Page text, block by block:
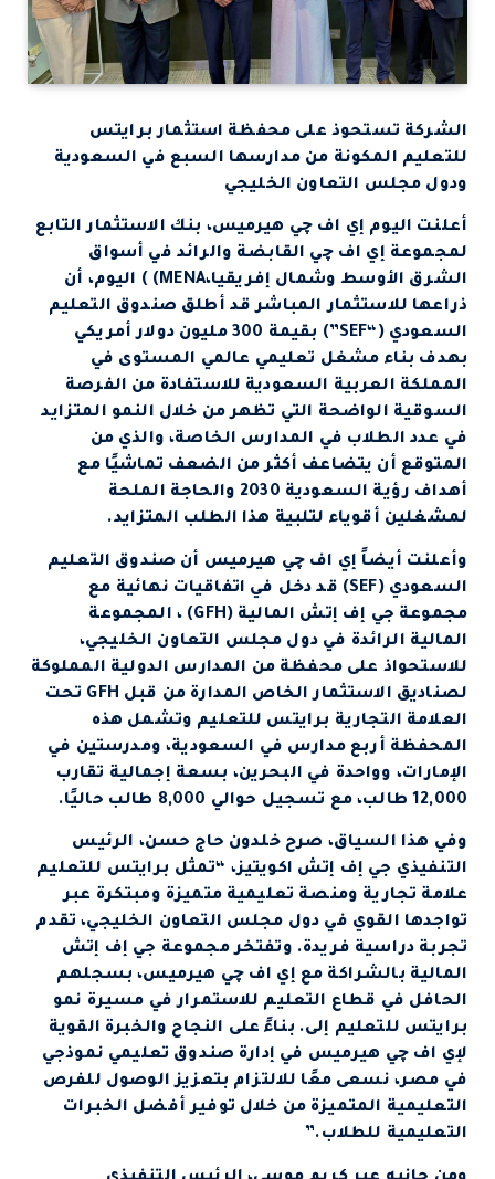
الشركة تستحوذ على محفظة استثمار برايتس
للتعليم المكونة من مدارسها السبع في السعودية
ودول مجلس التعاون الخليجي
أعلنت اليوم إي اف چي هيرميس، بنك الاستثمار التابع
لمجموعة إي اف چي القابضة والرائد في أسواق
الشرق الأوسط وشمال إفريقيا،MENA) ) اليوم، أن
ذراعها للاستثمار المباشر قد أطلق صندوق التعليم
السعودي (“SEF”) بقيمة 300 مليون دولار أمريكي
بهدف بناء مشغل تعليمي عالمي المستوى في
المملكة العربية السعودية للاستفادة من الفرصة
السوقية الواضحة التي تظهر من خلال النمو المتزايد
في عدد الطلاب في المدارس الخاصة، والذي من
المتوقع أن يتضاعف أكثر من الضعف تماشيًا مع
أهداف رؤية السعودية 2030 والحاجة الملحة
لمشغلين أقوياء لتلبية هذا الطلب المتزايد.
وأعلنت أيضاً إي اف چي هيرميس أن صندوق التعليم
السعودي (SEF) قد دخل في اتفاقيات نهائية مع
مجموعة جي إف إتش المالية (GFH) ، المجموعة
المالية الرائدة في دول مجلس التعاون الخليجي،
للاستحواذ على محفظة من المدارس الدولية المملوكة
لصناديق الاستثمار الخاص المدارة من قبل GFH تحت
العلامة التجارية برايتس للتعليم وتشمل هذه
المحفظة أربع مدارس في السعودية، ومدرستين في
الإمارات، وواحدة في البحرين، بسعة إجمالية تقارب
12,000 طالب، مع تسجيل حوالي 8,000 طالب حاليًا.
وفي هذا السياق، صرح خلدون حاج حسن، الرئيس
التنفيذي جي إف إتش اكويتيز، “تمثل برايتس للتعليم
علامة تجارية ومنصة تعليمية متميزة ومبتكرة عبر
تواجدها القوي في دول مجلس التعاون الخليجي، تقدم
تجربة دراسية فريدة. وتفتخر مجموعة جي إف إتش
المالية بالشراكة مع إي اف چي هيرميس، بسجلهم
الحافل في قطاع التعليم للاستمرار في مسيرة نمو
برايتس للتعليم إلى. بناءً على النجاح والخبرة القوية
لإي اف چي هيرميس في إدارة صندوق تعليمي نموذجي
في مصر، نسعى معًا للالتزام بتعزيز الوصول للفرص
التعليمية المتميزة من خلال توفير أفضل الخبرات
التعليمية للطلاب.”